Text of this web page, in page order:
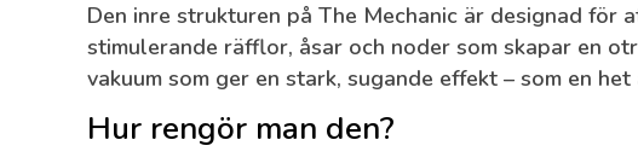
Den inre strukturen på The Mechanic är designad för
stimulerande räfflor, åsar och noder som skapar en
vakuum som ger en stark, sugande effekt – som en
Hur rengör man den?